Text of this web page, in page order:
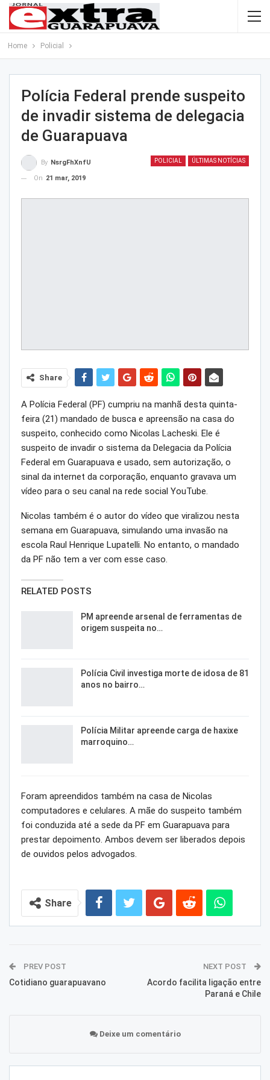
Home Policial
Polícia Federal prende suspeito
de invadir sistema de delegacia
de Guarapuava
POLICIAL ÚLTIMAS NOTÍCIAS
By NsrgFhXnfU
On 21 mar, 2019
Share
A Polícia Federal (PF) cumpriu na manhã desta quinta-
feira (21) mandado de busca e apreensão na casa do
suspeito, conhecido como Nicolas Lacheski. Ele é
suspeito de invadir o sistema da Delegacia da Polícia
Federal em Guarapuava e usado, sem autorização, o
sinal da internet da corporação, enquanto gravava um
vídeo para o seu canal na rede social YouTube.
Nicolas também é o autor do vídeo que viralizou nesta
semana em Guarapuava, simulando uma invasão na
escola Raul Henrique Lupatelli. No entanto, o mandado
da PF não tem a ver com esse caso.
RELATED POSTS
PM apreende arsenal de ferramentas de
origem suspeita no…
Polícia Civil investiga morte de idosa de 81
anos no bairro…
Polícia Militar apreende carga de haxixe
marroquino…
Foram apreendidos também na casa de Nicolas
computadores e celulares. A mãe do suspeito também
foi conduzida até a sede da PF em Guarapuava para
prestar depoimento. Ambos devem ser liberados depois
de ouvidos pelos advogados.
Share
PREV POST
Cotidiano guarapuavano
NEXT POST
Acordo facilita ligação entre
Paraná e Chile
Deixe um comentário